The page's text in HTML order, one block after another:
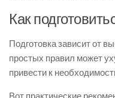
Как
Подготовка зависит от
простых правил может
привести к